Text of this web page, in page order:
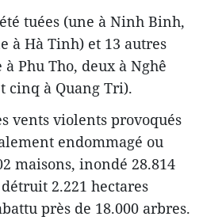
tuées (une à Ninh Binh,
à Hà Tinh) et 13 autres
Phu Tho, deux à Nghê
cinq à Quang Tri).
vents violents provoqués
endommagé ou
maisons, inondé 28.814
2.221 hectares
près de 18.000 arbres.